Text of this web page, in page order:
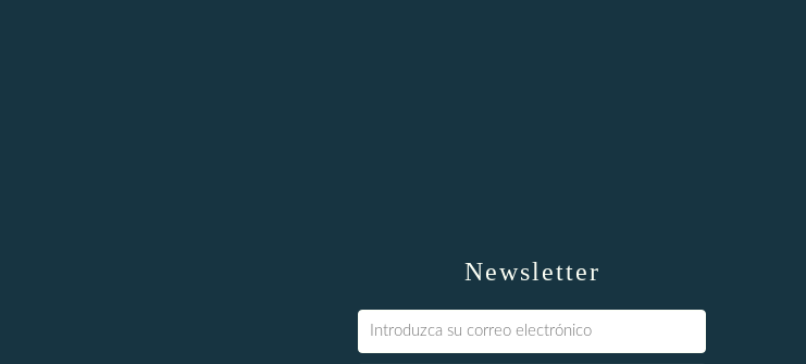
Newsletter